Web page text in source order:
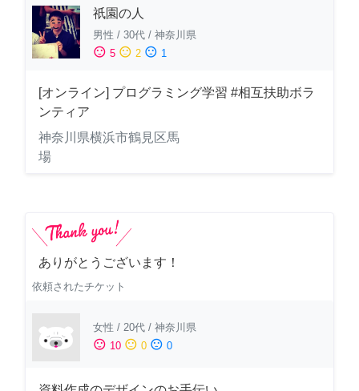
祇園の人
男性 / 30代 / 神奈川県
sentiment_satisfied 5 sentiment_neutral 2 sentiment_dissatisfied 1
[オンライン] プログラミング学習 #相互扶助ボラ
ンティア
神奈川県横浜市鶴見区馬
場
ありがとうございます！
依頼されたチケット
女性 / 20代 / 神奈川県
sentiment_satisfied 10 sentiment_neutral 0 sentiment_dissatisfied 0